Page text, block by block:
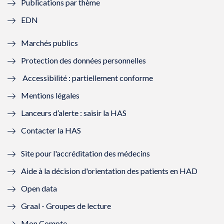
f
n
ê
t
r
e
)
e
n
ê
r
)
ê
t
e
ê
)
Publications par thème
EDN
Marchés publics
Protection des données personnelles
Accessibilité : partiellement conforme
Mentions légales
Lanceurs d’alerte : saisir la HAS
Contacter la HAS
Site pour l'accréditation des médecins
Aide à la décision d'orientation des patients en HAD
Open data
Graal - Groupes de lecture